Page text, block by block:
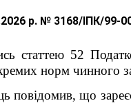
р. № 3168/ІПК/99-
статтею 52
норм чинного
повідомив, що